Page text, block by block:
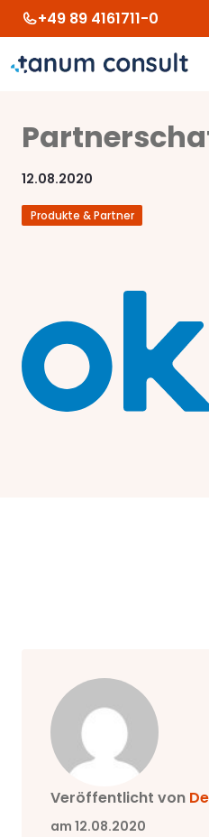
Zum
Inhalt
springen
+49 89 4161711-0
12.08.2020
Produkte & Partner
Veröffentlicht von
am 12.08.2020